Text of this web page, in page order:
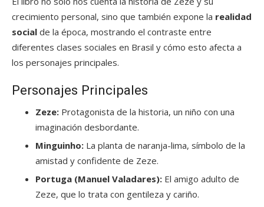
crecimiento personal, sino que también expone la realidad
social de la época, mostrando el contraste entre
diferentes clases sociales en Brasil y cómo esto afecta a
los personajes principales.
Personajes Principales
Zeze: Protagonista de la historia, un niño con una
imaginación desbordante.
Minguinho: La planta de naranja-lima, símbolo de la
amistad y confidente de Zeze.
Portuga (Manuel Valadares): El amigo adulto de
Zeze, que lo trata con gentileza y cariño.